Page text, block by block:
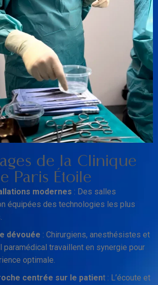
de la Clinique
Paris Étoile
modernes : Des salles
équipées des technologies les plus
dévouée : Chirurgiens, anesthésistes et
paramédical travaillent en synergie pour
optimale.
centrée sur le patient : L’écoute et